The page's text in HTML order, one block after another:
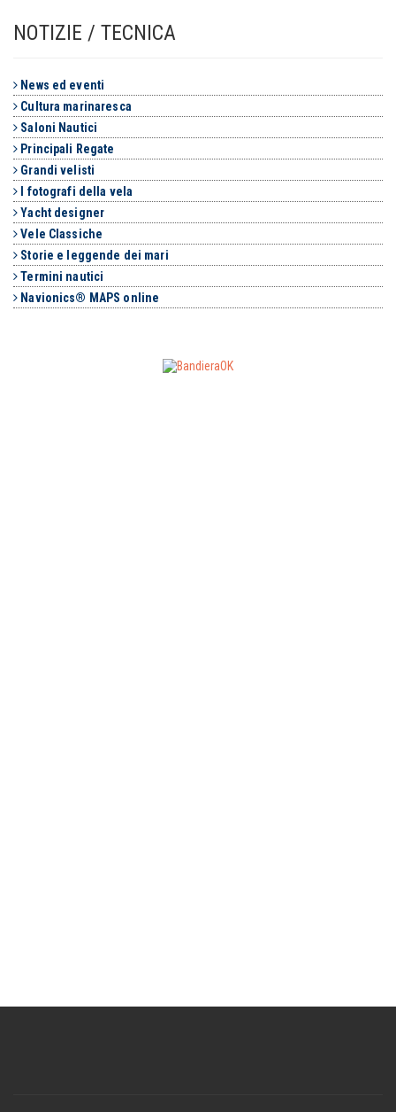
NOTIZIE / TECNICA
News ed eventi
Cultura marinaresca
Saloni Nautici
Principali Regate
Grandi velisti
I fotografi della vela
Yacht designer
Vele Classiche
Storie e leggende dei mari
Termini nautici
Navionics® MAPS online